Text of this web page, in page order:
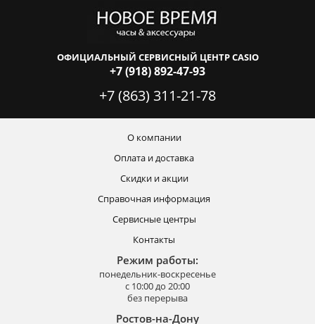
ОФИЦИАЛЬНЫЙ СЕРВИСНЫЙ ЦЕНТР CASIO
+7 (918) 892-47-93
+7 (863) 311-21-78
О компании
Оплата и доставка
Скидки и акции
Справочная информация
Сервисные центры
Контакты
Режим работы:
понедельник-воскресенье
с 10:00 до 20:00
без перерыва
Ростов-на-Дону